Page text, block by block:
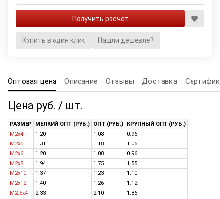
Купить в один клик Нашли дешевле?
Оптовая цена Описание Отзывы Доставка
Цена руб. / шт.
РАЗМЕР МЕЛКИЙ ОПТ (РУБ.) ОПТ (РУБ.)
КРУПНЫЙ ОПТ (РУБ.)
M2x4
1.20 1.08
0.96
M2x5
1.31 1.18
1.05
M2x6
1.20 1.08
0.96
M2x8
1.94 1.75
1.55
M2x10
1.37 1.23
1.10
M2x12
1.40 1.26
1.12
M2.5x4
2.33 2.10
1.86